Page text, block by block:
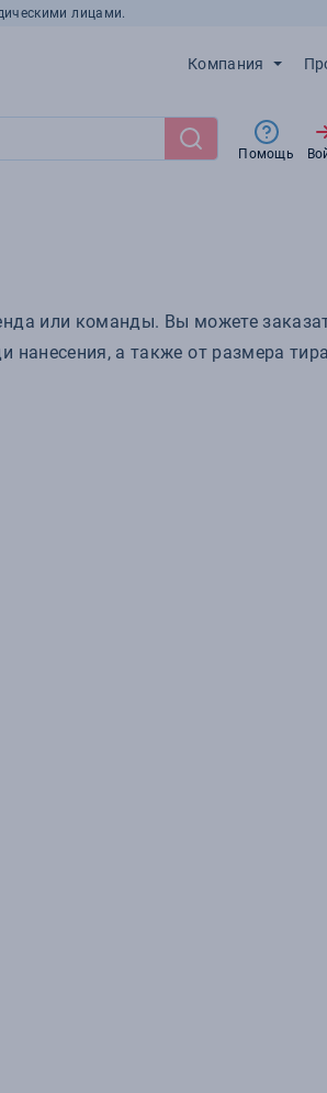
лицами.
Компания
Помощь
или команды. Вы можете
а также от размера